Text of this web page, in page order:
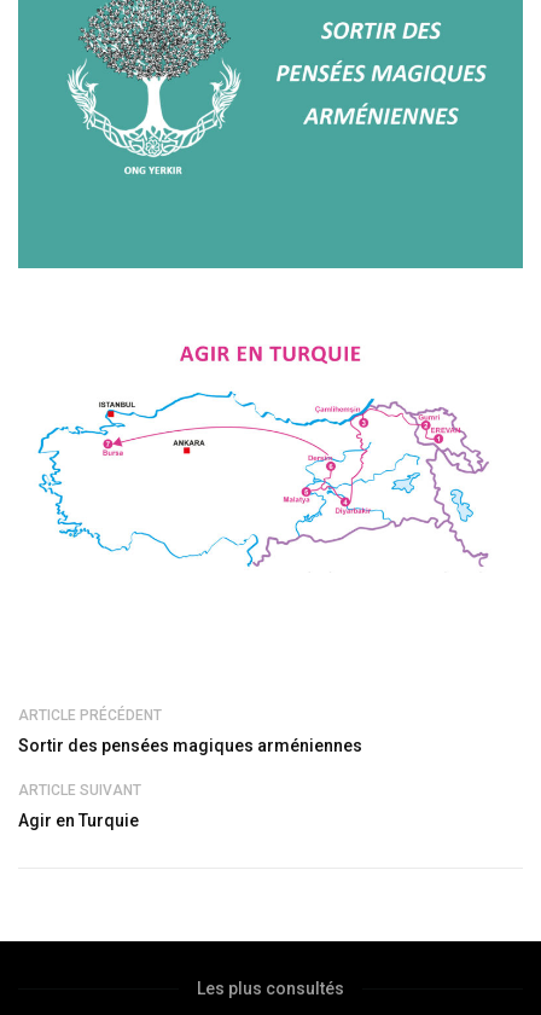
ARTICLE PRÉCÉDENT
Sortir des pensées magiques arméniennes
ARTICLE SUIVANT
Agir en Turquie
Les plus consultés